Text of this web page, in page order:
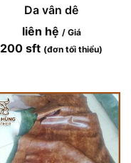
Da vân dê
liên hệ / Giá
200 sft (đơn tối thiểu)